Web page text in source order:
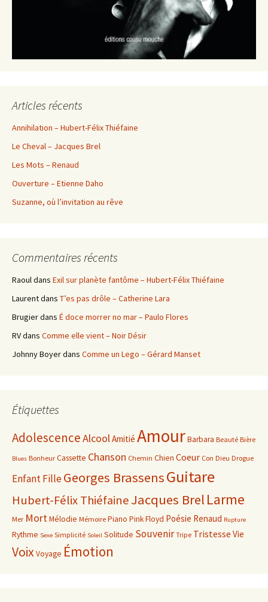
Articles récents
Annihilation – Hubert-Félix Thiéfaine
Le Cheval – Jacques Brel
Les Mots – Renaud
Ouverture – Etienne Daho
Suzanne, où l’invitation au rêve
Commentaires récents
Raouldans Exil sur planète fantôme – Hubert-Félix Thiéfaine
Laurentdans T’es pas drôle – Catherine Lara
Brugierdans É doce morrer no mar – Paulo Flores
RVdans Comme elle vient – Noir Désir
Johnny Boyerdans Comme un Lego – Gérard Manset
Étiquettes
AdolescenceAlcoolAmitié AmourBarbara Beauté Bière
Blues Bonheur Cassette Chanson Chemin Chien Coeur Con Dieu Drogue
EnfantFilleGeorges BrassensGuitare
Hubert-Félix ThiéfaineJacques Brel Larme
Mer MortMélodie Mémoire Piano Pink Floyd Poésie Renaud Rupture
Rythme Sexe Simplicité Soleil Solitude Souvenir Tripe Tristesse Vie
VoixVoyage Émotion